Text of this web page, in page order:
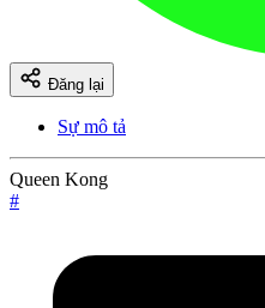
Đăng lại
Sự mô tả
Queen Kong
#